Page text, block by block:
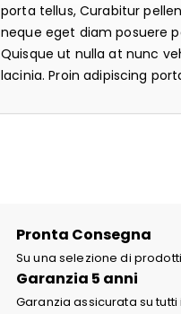
porta tellus, Curabitur
neque eget diam posuere
Quisque ut nulla at nunc
lacinia. Proin adipiscing
Pronta Consegna
Su una selezione di prodotti
Garanzia 5 anni
Garanzia assicurata su tutti